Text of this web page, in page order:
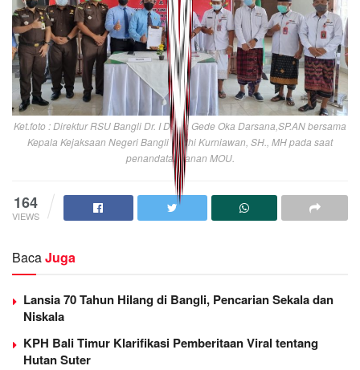
Ket.foto : Direktur RSU Bangli Dr. I Dewa Gede Oka Darsana,SP.AN bersama
Kepala Kejaksaan Negeri Bangli Yudhi Kurniawan, SH., MH pada saat
penandatanganan MOU.
164
VIEWS
BacaJuga
Lansia 70 Tahun Hilang di Bangli, Pencarian Sekala dan
Niskala
KPH Bali Timur Klarifikasi Pemberitaan Viral tentang
Hutan Suter